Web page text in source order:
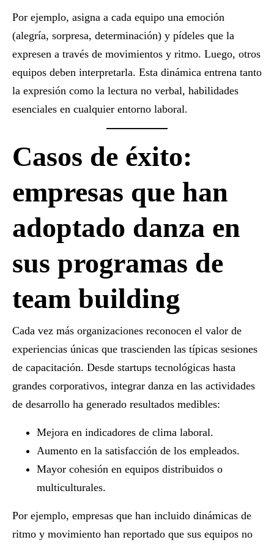
Por ejemplo, asigna a cada equipo una emoción
(alegría, sorpresa, determinación) y pídeles que la
expresen a través de movimientos y ritmo. Luego, otros
equipos deben interpretarla. Esta dinámica entrena tanto
la expresión como la lectura no verbal, habilidades
esenciales en cualquier entorno laboral.
Casos de éxito:
empresas que han
adoptado danza en
sus programas de
team building
Cada vez más organizaciones reconocen el valor de
experiencias únicas que trascienden las típicas sesiones
de capacitación. Desde startups tecnológicas hasta
grandes corporativos, integrar danza en las actividades
de desarrollo ha generado resultados medibles:
Mejora en indicadores de clima laboral.
Aumento en la satisfacción de los empleados.
Mayor cohesión en equipos distribuidos o
multiculturales.
Por ejemplo, empresas que han incluido dinámicas de
ritmo y movimiento han reportado que sus equipos no